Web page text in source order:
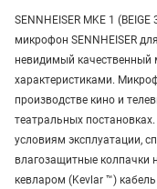
SENNHEISER MKE 1
микрофон SENNHEISER
невидимый
характеристиками.
производстве кино и
театральных
условиям эксплуатации,
влагозащитные
кевларом (Kevlar ™)